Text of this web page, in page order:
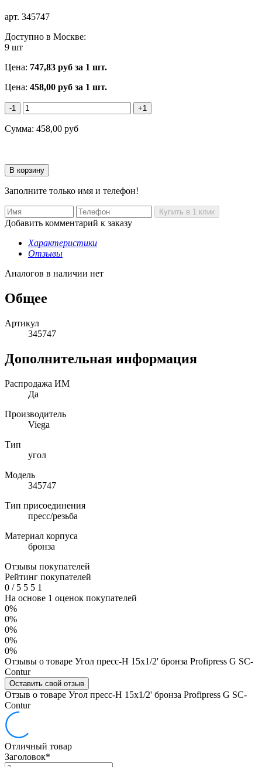
арт. 345747
Доступно в Москве:
9 шт
Цена: 747,83 руб за 1 шт.
Цена: 458,00 руб за 1 шт.
-1 +1
Сумма: 458,00 руб
Заполните только имя и телефон!
Добавить комментарий к заказу
Характеристики
Отзывы
Аналогов в наличии нет
Общее
Артикул
345747
Дополнительная информация
Распродажа ИМ
Да
Производитель
Viega
Тип
угол
Модель
345747
Тип присоединения
пресс/резьба
Материал корпуса
бронза
Отзывы покупателей
Рейтинг покупателей
0 /5 5 5 1
На основе 1 оценок покупателей
0%
0%
0%
0%
0%
Отзывы о товаре Угол пресс-Н 15х1/2' бронза Profipress G SC-
Contur
Оставить свой отзыв
Отзыв о товаре Угол пресс-Н 15х1/2' бронза Profipress G SC-
Contur
Отличный товар
Заголовок*